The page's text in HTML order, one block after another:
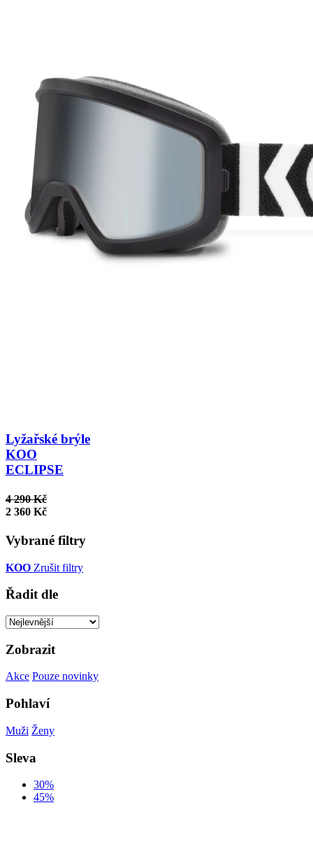
Lyžařské brýle
KOO
ECLIPSE
4 290 Kč
2 360 Kč
Vybrané filtry
KOO Zrušit filtry
Řadit dle
Zobrazit
Akce Pouze novinky
Pohlaví
Muži Ženy
Sleva
30%
45%